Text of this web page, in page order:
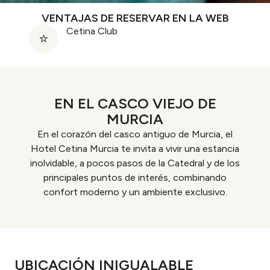
VENTAJAS DE RESERVAR EN LA WEB
Cetina Club
EN EL CASCO VIEJO DE
MURCIA
En el corazón del casco antiguo de Murcia, el
Hotel Cetina Murcia te invita a vivir una estancia
inolvidable, a pocos pasos de la Catedral y de los
principales puntos de interés, combinando
confort moderno y un ambiente exclusivo.
UBICACIÓN INIGUALABLE